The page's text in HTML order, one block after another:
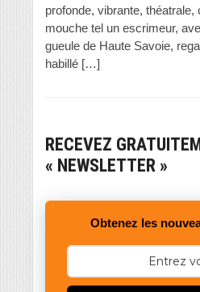
profonde, vibrante, théatrale,
mouche tel un escrimeur,
gueule de Haute Savoie,
habillé […]
RECEVEZ
« NEWSLETTER »
Obtenez les